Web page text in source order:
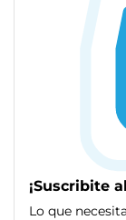
¡Suscribite
Lo que